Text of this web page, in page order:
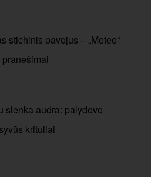
stichinis pavojus – „Meteo“
slenka audra: palydovo
krituliai